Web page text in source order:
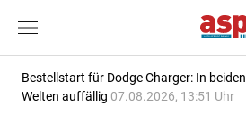
Bestellstart für Dodge Charger: In beiden
Welten auffällig 07.08.2026, 13:51 Uhr